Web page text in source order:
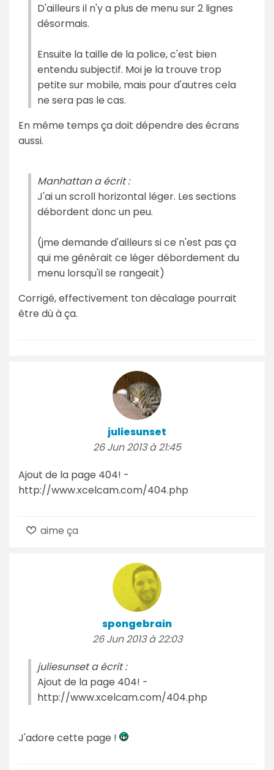
D'ailleurs il n'y a plus de menu sur 2 lignes
désormais.
Ensuite la taille de la police, c'est bien
entendu subjectif. Moi je la trouve trop
petite sur mobile, mais pour d'autres cela
ne sera pas le cas.
En même temps ça doit dépendre des écrans
aussi.
Manhattan a écrit :
J'ai un scroll horizontal léger. Les sections
débordent donc un peu.
(jme demande d'ailleurs si ce n'est pas ça
qui me générait ce léger débordement du
menu lorsqu'il se rangeait)
Corrigé, effectivement ton décalage pourrait
être dù à ça.
juliesunset
26 Jun 2013 à 21:45
Ajout de la page 404! -
http://www.xcelcam.com/404.php
aime ça
spongebrain
26 Jun 2013 à 22:03
juliesunset a écrit :
Ajout de la page 404! -
http://www.xcelcam.com/404.php
J'adore cette page !